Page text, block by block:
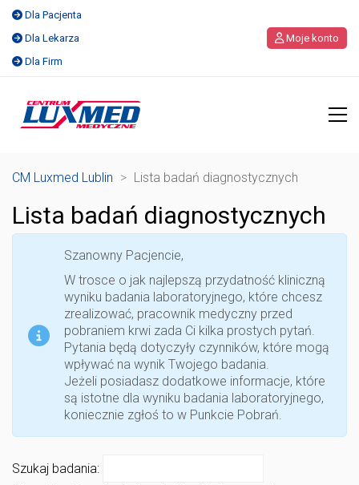
Dla Pacjenta
Dla Lekarza
Dla Firm
Moje konto
CM Luxmed Lublin > Lista badań diagnostycznych
Lista badań diagnostycznych
Szanowny Pacjencie,
W trosce o jak najlepszą przydatność kliniczną
wyniku badania laboratoryjnego, które chcesz
zrealizować, pracownik medyczny przed
pobraniem krwi zada Ci kilka prostych pytań.
Pytania będą dotyczyły czynników, które mogą
wpływać na wynik Twojego badania.
Jeżeli posiadasz dodatkowe informacje, które
są istotne dla wyniku badania laboratoryjnego,
koniecznie zgłoś to w Punkcie Pobrań.
Szukaj badania: